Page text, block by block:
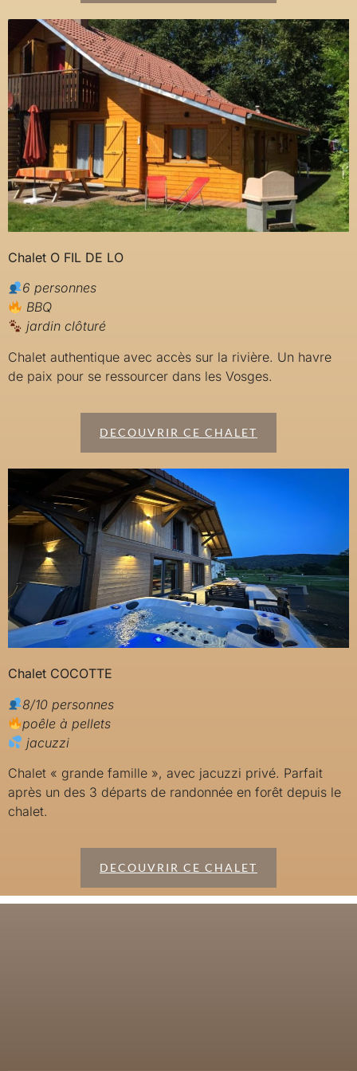
Chalet O FIL DE LO
6 personnes
BBQ
jardin clôturé
Chalet authentique avec accès sur la rivière. Un havre
de paix pour se ressourcer dans les Vosges.
DECOUVRIR CE CHALET
Chalet COCOTTE
8/10 personnes
poêle à pellets
jacuzzi
Chalet « grande famille », avec jacuzzi privé. Parfait
après un des 3 départs de randonnée en forêt depuis le
chalet.
DECOUVRIR CE CHALET